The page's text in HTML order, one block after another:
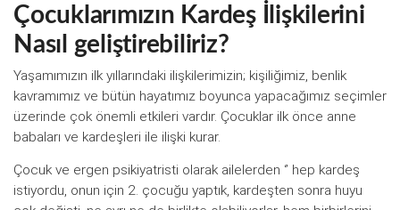
Çocuklarımızın Kardeş İlişkilerini
Nasıl geliştirebiliriz?
Yaşamımızın ilk yıllarındaki ilişkilerimizin; kişiliğimiz, benlik
kavramımız ve bütün hayatımız boyunca yapacağımız seçimler
üzerinde çok önemli etkileri vardır. Çocuklar ilk önce anne
babaları ve kardeşleri ile ilişki kurar.
Çocuk ve ergen psikiyatristi olarak ailelerden ‘’ hep kardeş
istiyordu, onun için 2. çocuğu yaptık, kardeşten sonra huyu